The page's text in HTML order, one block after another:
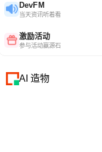
DevFM
当天资讯听着看
激励活动
参与活动赢源石
AI 造物